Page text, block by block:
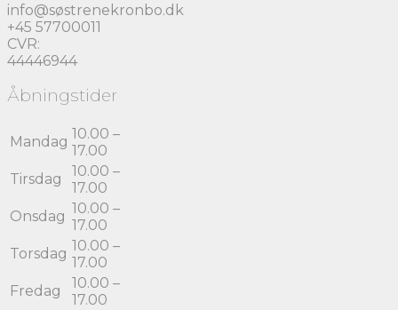
info@søstrenekronbo.dk
+45 57700011
CVR:
44446944
Åbningstider
Mandag 10.00 –
17.00
Tirsdag
10.00 –
17.00
Onsdag 10.00 –
17.00
Torsdag 10.00 –
17.00
Fredag
10.00 –
17.00